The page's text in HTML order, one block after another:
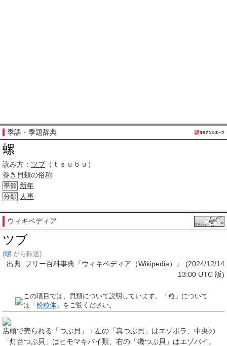
季語・季題辞典
螺
読み方： ツブ （ｔｓｕｂｕ）
巻き貝類の俗称
季節 新年
分類 人事
ウィキペディア
ツブ
(螺 から転送)
出典: フリー百科事典『ウィキペディア（Wikipedia）』 (2024/12/14
13:00 UTC 版)
この項目では、貝類について説明しています。「粒」について
は「粉粒体 」をご覧ください。
店頭で売られる「つぶ貝」
：左の「真つぶ貝」はエゾボラ、中央の
「灯台つぶ貝」はヒモマキバイ類、右の「磯つぶ貝」はエゾバイ。